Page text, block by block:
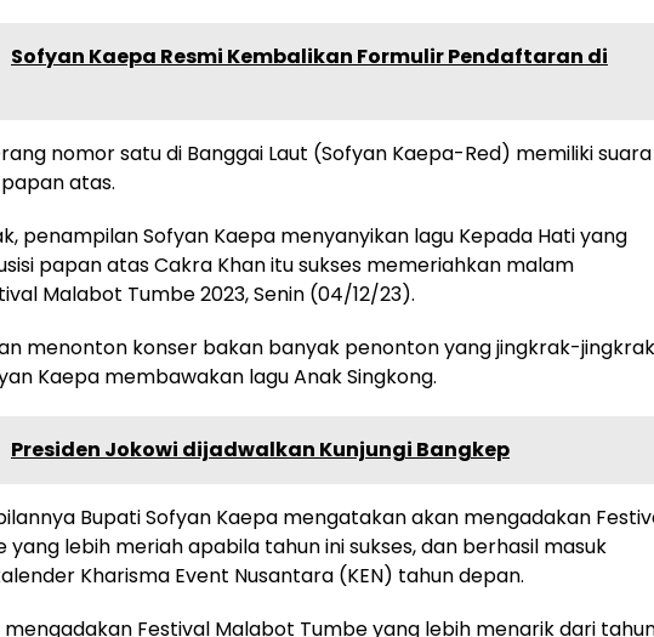
Sofyan Kaepa Resmi Kembalikan Formulir Pendaftaran di
nomor satu di Banggai Laut (Sofyan Kaepa-Red) memiliki suara
atas.
penampilan Sofyan Kaepa menyanyikan lagu Kepada Hati yang
papan atas Cakra Khan itu sukses memeriahkan malam
Malabot Tumbe 2023, Senin (04/12/23).
menonton konser bakan banyak penonton yang jingkrak-jingkrak
Kaepa membawakan lagu Anak Singkong.
Presiden Jokowi dijadwalkan Kunjungi Bangkep
Bupati Sofyan Kaepa mengatakan akan mengadakan
yang lebih meriah apabila tahun ini sukses, dan berhasil masuk
Kharisma Event Nusantara (KEN) tahun depan.
mengadakan Festival Malabot Tumbe yang lebih menarik dari